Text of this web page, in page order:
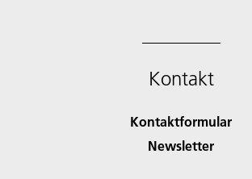
Kontakt
Kontaktformular
Newsletter